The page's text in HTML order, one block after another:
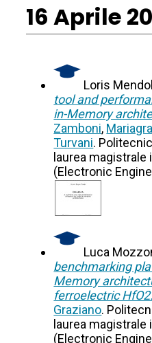
16 Aprile
Loris
tool and
in-Memory
Zamboni,
Turvani.
laurea magistrale
(Electronic
Luca
benchmarking
Memory
ferroelectric HfO2.
Graziano.
laurea magistrale
(Electronic